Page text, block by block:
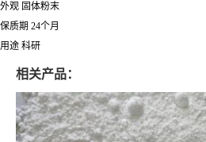
外观 固体粉末
保质期 24个月
用途 科研
相关产品：